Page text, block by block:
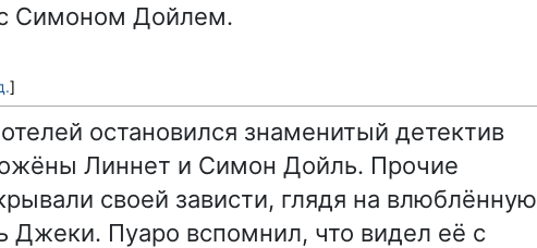
с Симоном Дойлем.
]
остановился знаменитый детектив
Линнет и Симон Дойль. Прочие
своей зависти, глядя на влюблённую
Джеки. Пуаро вспомнил, что видел её с